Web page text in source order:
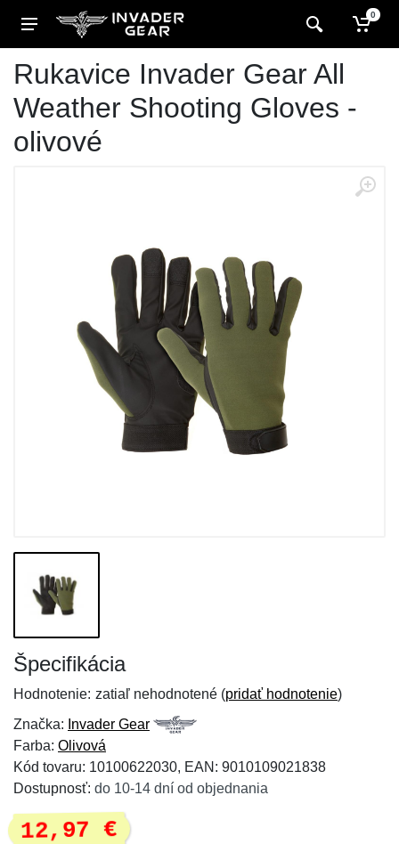
0
Rukavice Invader Gear All
Weather Shooting Gloves -
olivové
Špecifikácia
Hodnotenie: zatiaľ nehodnotené (pridať hodnotenie)
Značka: Invader Gear
Farba: Olivová
Kód tovaru: 10100622030, EAN: 9010109021838
Dostupnosť: do 10-14 dní od objednania
12,97 €